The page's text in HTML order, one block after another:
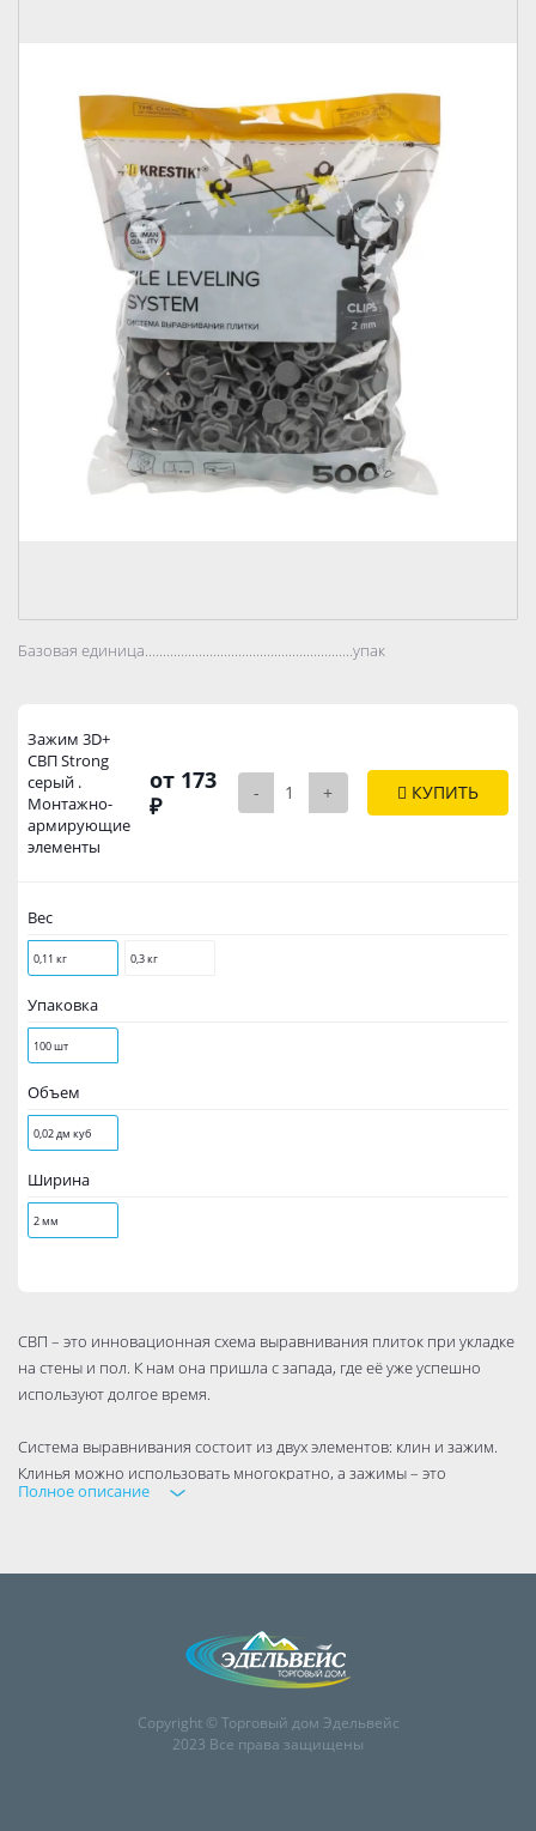
Базовая единица..................................................................................
упак
Зажим 3D+
СВП Strong
серый .
Монтажно-
армирующие
элементы
от 173
₽
- + КУПИТЬ
Вес
0,11 кг 0,3 кг
Упаковка
100 шт
Объем
0,02 дм куб
Ширина
2 мм
СВП – это инновационная схема выравнивания плиток при укладке
на стены и пол. К нам она пришла с запада, где её уже успешно
используют долгое время.
Система выравнивания состоит из двух элементов: клин и зажим.
Клинья можно использовать многократно, а зажимы – это
расходный материал, так как после укладки их часть останется
Полное описание
Copyright © Торговый дом Эдельвейс
2023 Все права защищены